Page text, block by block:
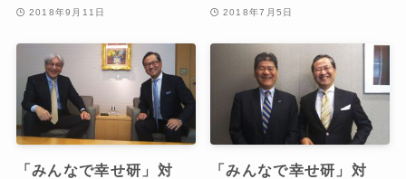
2018年9月11日 2018年7月5日
「みんなで幸せ研」対
「みんなで幸せ研」対